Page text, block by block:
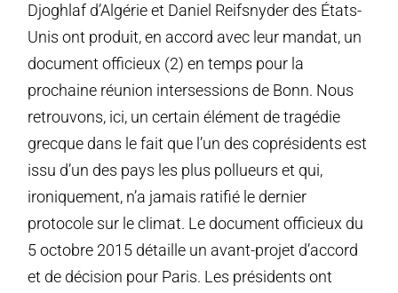
Djoghlaf d’Algérie et Daniel Reifsnyder des États-
Unis ont produit, en accord avec leur mandat, un
document officieux (2) en temps pour la
prochaine réunion intersessions de Bonn. Nous
retrouvons, ici, un certain élément de tragédie
grecque dans le fait que l’un des coprésidents est
issu d’un des pays les plus pollueurs et qui,
ironiquement, n’a jamais ratifié le dernier
protocole sur le climat. Le document officieux du
5 octobre 2015 détaille un avant-projet d’accord
et de décision pour Paris. Les présidents ont